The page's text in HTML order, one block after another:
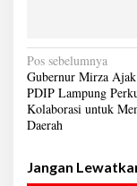
N
a
v
g
Pos sebelumnya
Gubernur Mirza
PDIP Lampung
Kolaborasi untuk
Daerah
Jangan